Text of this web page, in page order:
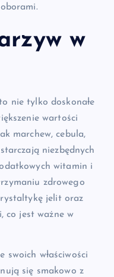
w
nie tylko doskonałe
wartości
marchew, cebula,
niezbędnych
witamin i
zdrowego
jelit oraz
co jest ważne w
swoich właściwości
się smakowo z